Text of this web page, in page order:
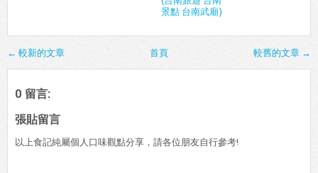
景點 台南武廟)
← 較新的文章 較舊的文章 →
首頁
0 留言:
張貼留言
以上食記純屬個人口味觀點分享，請各位朋友自行參考!